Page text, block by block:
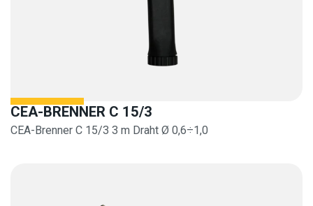
CEA-BRENNER C 15/3
CEA-Brenner C 15/3 3 m Draht Ø 0,6÷1,0